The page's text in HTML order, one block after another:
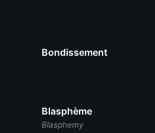
Bondissement
Blasphème
Blasphemy